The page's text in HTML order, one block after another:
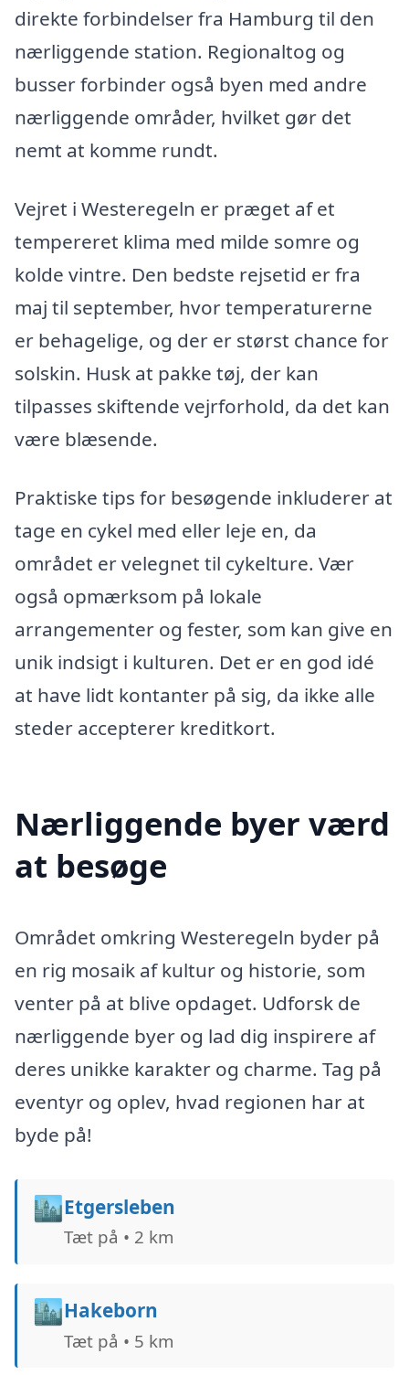
direkte forbindelser fra Hamburg til den
nærliggende station. Regionaltog og
busser forbinder også byen med andre
nærliggende områder, hvilket gør det
nemt at komme rundt.
Vejret i Westeregeln er præget af et
tempereret klima med milde somre og
kolde vintre. Den bedste rejsetid er fra
maj til september, hvor temperaturerne
er behagelige, og der er størst chance for
solskin. Husk at pakke tøj, der kan
tilpasses skiftende vejrforhold, da det kan
være blæsende.
Praktiske tips for besøgende inkluderer at
tage en cykel med eller leje en, da
området er velegnet til cykelture. Vær
også opmærksom på lokale
arrangementer og fester, som kan give en
unik indsigt i kulturen. Det er en god idé
at have lidt kontanter på sig, da ikke alle
steder accepterer kreditkort.
Nærliggende byer værd
at besøge
Området omkring Westeregeln byder på
en rig mosaik af kultur og historie, som
venter på at blive opdaget. Udforsk de
nærliggende byer og lad dig inspirere af
deres unikke karakter og charme. Tag på
eventyr og oplev, hvad regionen har at
byde på!
🏙️Etgersleben
Tæt på • 2 km
🏙️Hakeborn
Tæt på • 5 km